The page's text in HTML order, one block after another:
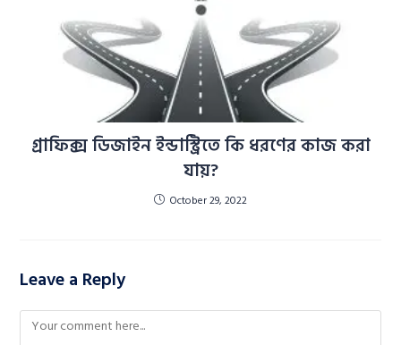
গ্রাফিক্স ডিজাইন ইন্ডাস্ট্রিতে কি ধরণের কাজ করা
যায়?
October 29, 2022
Leave a Reply